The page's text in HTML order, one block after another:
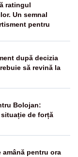
ratingul
Un semnal
pentru
după decizia
să revină la
Bolojan:
situație de forță
amână pentru ora